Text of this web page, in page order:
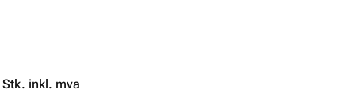
Stk. inkl. mva